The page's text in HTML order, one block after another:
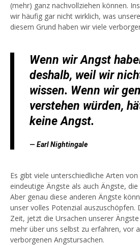
(mehr) ganz nachvollziehen können.
wir häufig gar nicht wirklich, was
diesem Grund haben wir viele
Wenn wir Angst
deshalb, weil wir
wissen. Wenn wir
verstehen würden,
keine Angst.
Earl Nightingale
Es gibt viele unterschiedliche Arten
eindeutige Ängste als auch Ängste,
Aber genau diese anderen Ängste
unser volles Potenzial auszuschöpfen.
Zeit, jetzt die Ursachen unserer
mehr über uns selbst zu erfahren, vor
verborgenen Angstursachen.